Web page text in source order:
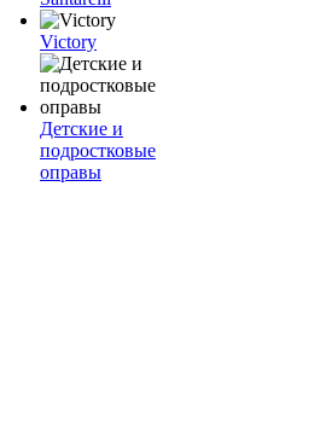
Victory
Детские и
подростковые
оправы